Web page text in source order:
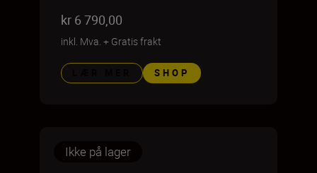
kr 6 790,00
inkl. Mva. + Gratis frakt
SHOP
Ikke på lager